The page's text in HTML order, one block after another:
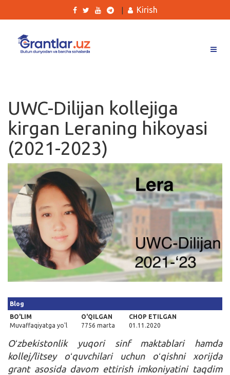
Ishlar
Kurslar
Blog
Yana
Qidirish
Kirish
Kirish
UWC-Dilijan kollejiga
kirgan Leraning hikoyasi
(2021-2023)
Blog
BO'LIM
Muvaffaqiyatga yo'l
O'QILGAN
7756 marta
CHOP ETILGAN
01.11.2020
Oʻzbekistonlik yuqori sinf maktablari hamda
kollej/litsey oʻquvchilari uchun oʻqishni xorijda
grant asosida davom ettirish imkoniyatini taqdim